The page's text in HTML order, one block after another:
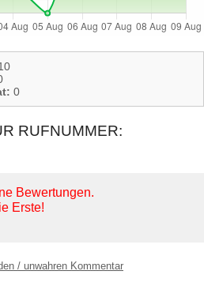
0
RUFNUMMER:
Bewertungen.
Erste!
/ unwahren Kommentar